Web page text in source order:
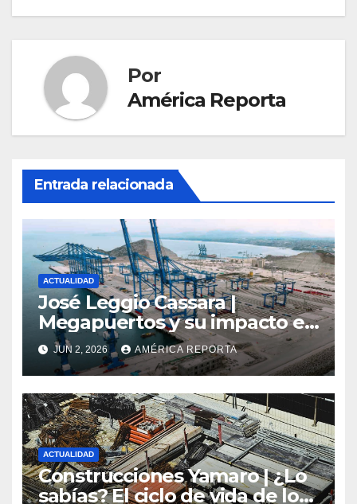
Por
América Reporta
Entrada relacionada
ACTUALIDAD
José Leggio Cassara |
Megapuertos y su impacto en
el turismo y el comercio
global
JUN 2, 2026 AMÉRICA REPORTA
ACTUALIDAD
Construcciones Yamaro | ¿Lo
sabías? El ciclo de vida de los